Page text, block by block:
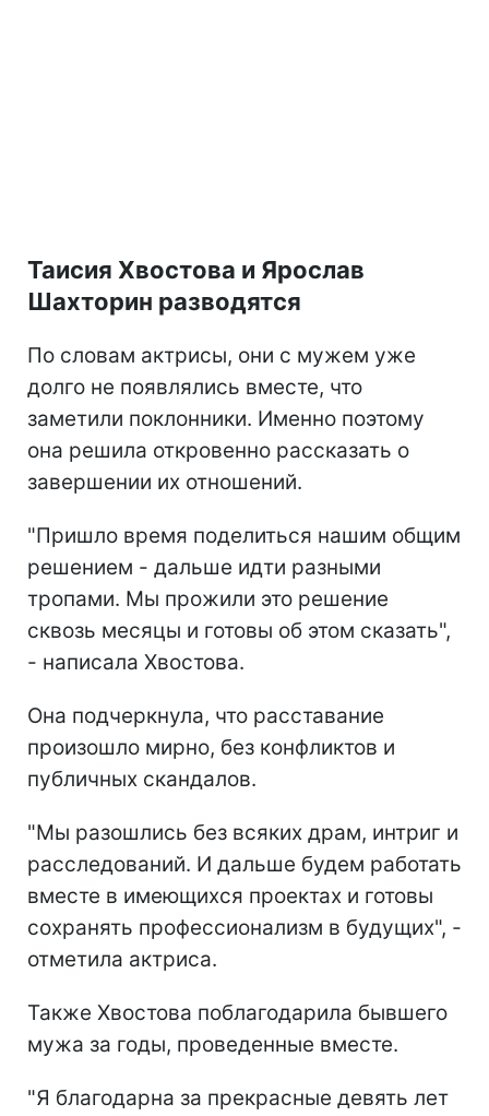
Таисия Хвостова и Ярослав
Шахторин разводятся
По словам актрисы, они с мужем уже
долго не появлялись вместе, что
заметили поклонники. Именно поэтому
она решила откровенно рассказать о
завершении их отношений.
"Пришло время поделиться нашим общим
решением - дальше идти разными
тропами. Мы прожили это решение
сквозь месяцы и готовы об этом сказать",
- написала Хвостова.
Она подчеркнула, что расставание
произошло мирно, без конфликтов и
публичных скандалов.
"Мы разошлись без всяких драм, интриг и
расследований. И дальше будем работать
вместе в имеющихся проектах и готовы
сохранять профессионализм в будущих", -
отметила актриса.
Также Хвостова поблагодарила бывшего
мужа за годы, проведенные вместе.
"Я благодарна за прекрасные девять лет